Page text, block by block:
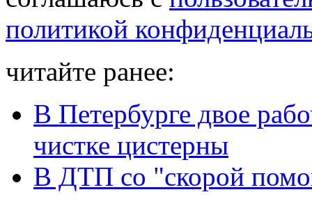
политикой
читайте ранее:
В Петербурге двое
чистке цистерны
В ДТП со "скорой